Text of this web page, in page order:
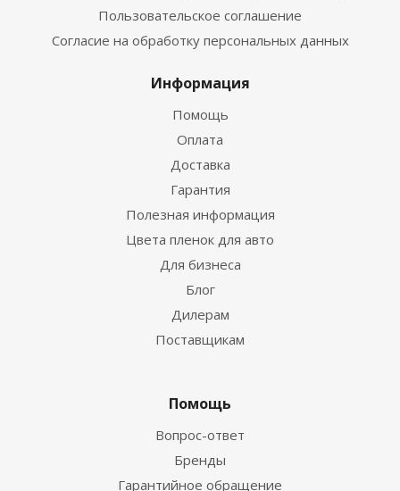
Пользовательское соглашение
Согласие на обработку персональных данных
Информация
Помощь
Оплата
Доставка
Гарантия
Полезная информация
Цвета пленок для авто
Для бизнеса
Блог
Дилерам
Поставщикам
Помощь
Вопрос-ответ
Бренды
Гарантийное обращение